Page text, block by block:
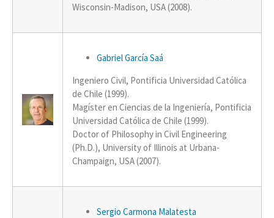
Wisconsin-Madison, USA (2008).
Gabriel García Saá
Ingeniero Civil, Pontificia Universidad Católica
de Chile (1999).
Magíster en Ciencias de la Ingeniería, Pontificia
Universidad Católica de Chile (1999).
Doctor of Philosophy in Civil Engineering
(Ph.D.), University of Illinois at Urbana-
Champaign, USA (2007).
Sergio Carmona Malatesta